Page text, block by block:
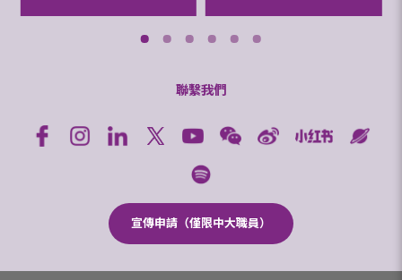
聯繫我們
宣傳申請（僅限中大職員）